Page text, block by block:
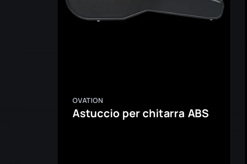
OVATION
Astuccio per chitarra ABS